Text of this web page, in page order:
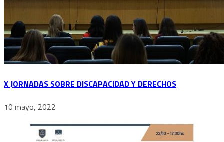
X JORNADAS SOBRE DISCAPACIDAD Y DERECHOS
10 mayo, 2022